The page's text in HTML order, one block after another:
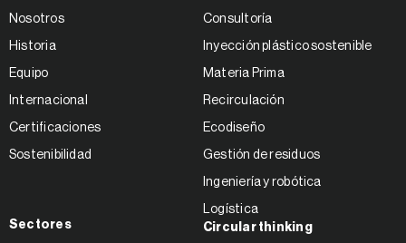
Nosotros
Historia
Equipo
Internacional
Certificaciones
Sostenibilidad
Consultoría
Inyección plástico sostenible
Materia Prima
Recirculación
Ecodiseño
Gestión de residuos
Ingeniería y robótica
Logística
Sectores
Circular thinking